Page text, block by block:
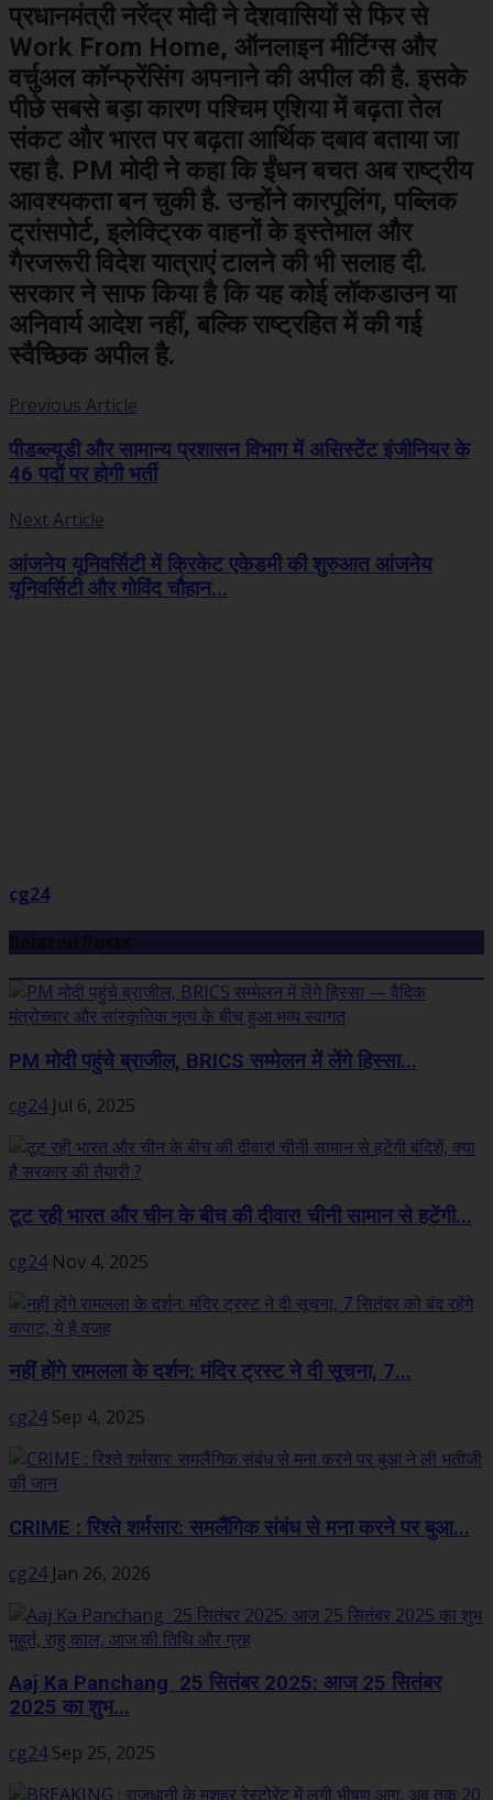
प्रधानमंत्री नरेंद्र मोदी ने देशवासियों से फिर से
Work From Home, ऑनलाइन मीटिंग्स और
वर्चुअल कॉन्फ्रेंसिंग अपनाने की अपील की है. इसके
पीछे सबसे बड़ा कारण पश्चिम एशिया में बढ़ता तेल
संकट और भारत पर बढ़ता आर्थिक दबाव बताया जा
रहा है. PM मोदी ने कहा कि ईंधन बचत अब राष्ट्रीय
आवश्यकता बन चुकी है. उन्होंने कारपूलिंग, पब्लिक
ट्रांसपोर्ट, इलेक्ट्रिक वाहनों के इस्तेमाल और
गैरजरूरी विदेश यात्राएं टालने की भी सलाह दी.
सरकार ने साफ किया है कि यह कोई लॉकडाउन या
अनिवार्य आदेश नहीं, बल्कि राष्ट्रहित में की गई
स्वैच्छिक अपील है.
Previous Article
पीडब्ल्यूडी और सामान्य प्रशासन विभाग में असिस्टेंट इंजीनियर के
46 पदों पर होगी भर्ती
Next Article
आंजनेय यूनिवर्सिटी में क्रिकेट एकेडमी की शुरुआत आंजनेय
यूनिवर्सिटी और गोविंद चौहान...
cg24
PM मोदी पहुंचे ब्राजील, BRICS सम्मेलन में लेंगे हिस्सा...
cg24 Jul 6, 2025
टूट रही भारत और चीन के बीच की दीवार! चीनी सामान से हटेंगी...
cg24 Nov 4, 2025
नहीं होंगे रामलला के दर्शन: मंदिर ट्रस्ट ने दी सूचना, 7...
cg24 Sep 4, 2025
CRIME : रिश्ते शर्मसार: समलैंगिक संबंध से मना करने पर बुआ...
cg24 Jan 26, 2026
Aaj Ka Panchang 25 सितंबर 2025: आज 25 सितंबर
2025 का शुभ...
cg24 Sep 25, 2025